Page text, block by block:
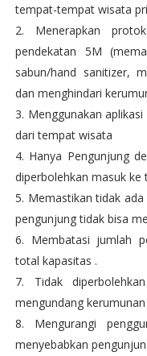
tempat-tempat wisata
2. Menerapkan
pendekatan 5M
sabun/hand sanitizer,
dan menghindari
3. Menggunakan
dari tempat wisata
4. Hanya Pengunjung
diperbolehkan masuk ke
5. Memastikan tidak
pengunjung tidak bisa
6. Membatasi jumlah
total kapasitas .
7. Tidak
mengundang
8. Mengurangi
menyebabkan